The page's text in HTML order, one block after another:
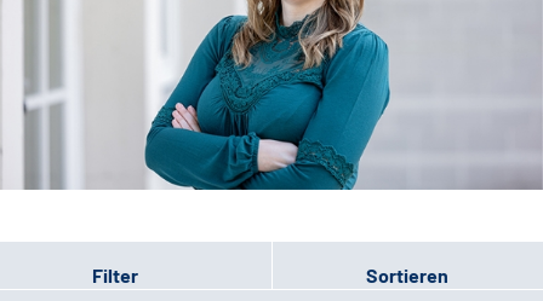
Leichte Sprache
Gebärdensprache
Patienten-Login
Filter Sortieren